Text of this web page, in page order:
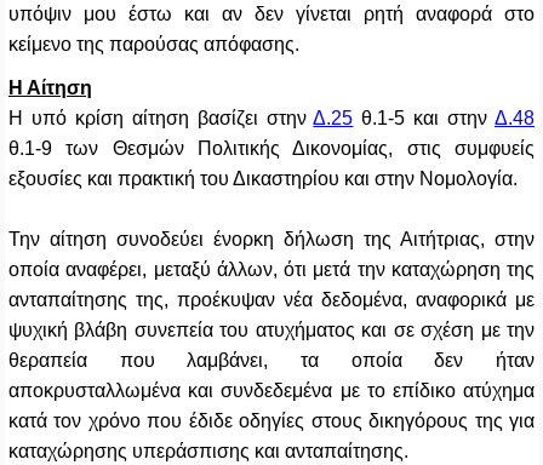
υπόψιν μου έστω και αν δεν γίνεται ρητή αναφορά στο
κείμενο της παρούσας απόφασης.
Η Αίτηση
Η υπό κρίση αίτηση βασίζει στηνΔ.25 θ.1-5 και στηνΔ.48
θ.1-9 των Θεσμών Πολιτικής Δικονομίας, στις συμφυείς
εξουσίες και πρακτική του Δικαστηρίου και στην Νομολογία.
Την αίτηση συνοδεύει ένορκη δήλωση της Αιτήτριας, στην
οποία αναφέρει, μεταξύ άλλων, ότι μετά την καταχώρηση της
ανταπαίτησης της, προέκυψαν νέα δεδομένα, αναφορικά με
ψυχική βλάβη συνεπεία του ατυχήματος και σε σχέση με την
θεραπεία που λαμβάνει, τα οποία δεν ήταν
αποκρυσταλλωμένα και συνδεδεμένα με το επίδικο ατύχημα
κατά τον χρόνο που έδιδε οδηγίες στους δικηγόρους της για
καταχώρησης υπεράσπισης και ανταπαίτησης.